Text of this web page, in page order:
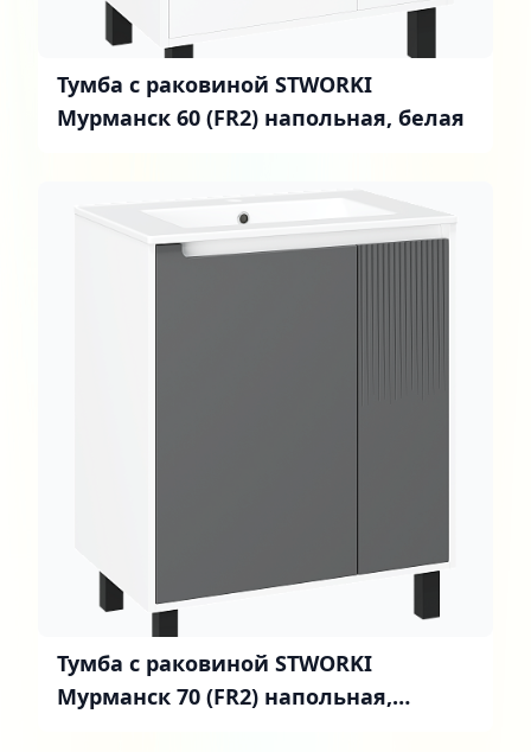
Тумба с раковиной STWORKI
Мурманск 60 (FR2) напольная, белая
Тумба с раковиной STWORKI
Мурманск 70 (FR2) напольная,